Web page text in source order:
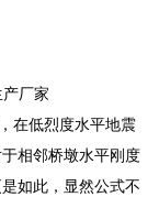
产厂家
在低烈度水平地震
相邻桥墩水平刚度
如此，显然公式不